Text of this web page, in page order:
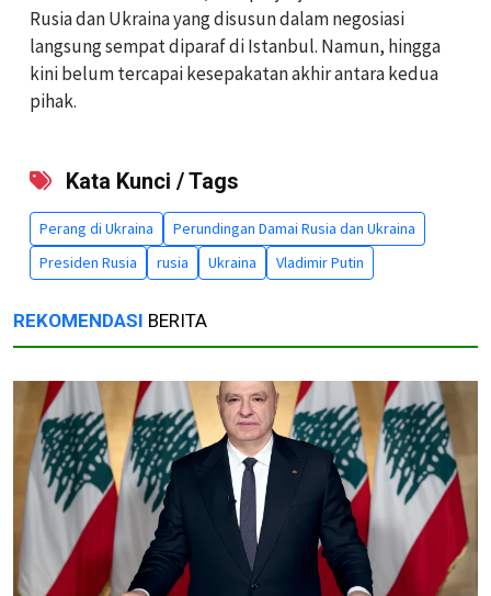
Rusia dan Ukraina yang disusun dalam negosiasi
langsung sempat diparaf di Istanbul. Namun, hingga
kini belum tercapai kesepakatan akhir antara kedua
pihak.
Kata Kunci / Tags
Perang di Ukraina
Perundingan Damai Rusia dan Ukraina
Presiden Rusia
rusia Ukraina Vladimir Putin
REKOMENDASI BERITA